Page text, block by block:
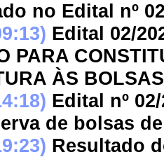
no Edital nº
Edital 02/
PARA
ÀS
Edital nº
de bolsas
Resultado